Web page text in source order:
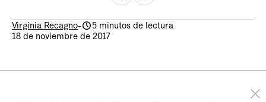
Virginia Recagno-
5 minutos de lectura
18 de noviembre de 2017